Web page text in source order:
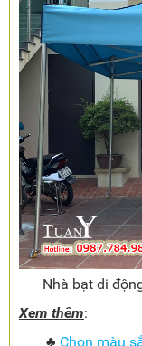
Nhà bạt di
Xem thêm:
♣ Chọn màu